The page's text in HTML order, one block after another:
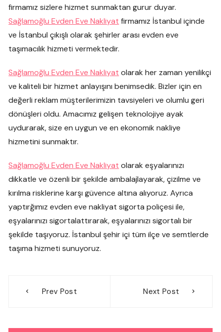
firmamız sizlere hizmet sunmaktan gurur duyar.
Sağlamoğlu Evden Eve Nakliyat firmamız İstanbul içinde
ve İstanbul çıkışlı olarak şehirler arası evden eve
taşımacılık hizmeti vermektedir.
Sağlamoğlu Evden Eve Nakliyat olarak her zaman yenilikçi
ve kaliteli bir hizmet anlayışını benimsedik. Bizler için en
değerli reklam müşterilerimizin tavsiyeleri ve olumlu geri
dönüşleri oldu. Amacımız gelişen teknolojiye ayak
uydurarak, size en uygun ve en ekonomik nakliye
hizmetini sunmaktır.
Sağlamoğlu Evden Eve Nakliyat olarak eşyalarınızı
dikkatle ve özenli bir şekilde ambalajlayarak, çizilme ve
kırılma risklerine karşı güvence altına alıyoruz. Ayrıca
yaptırğımız evden eve nakliyat sigorta poliçesi ile,
eşyalarınızı sigortalattırarak, eşyalarınızı sigortalı bir
şekilde taşıyoruz. İstanbul şehir içi tüm ilçe ve semtlerde
taşıma hizmeti sunuyoruz.
gezinmesi
Prev Post Next Post